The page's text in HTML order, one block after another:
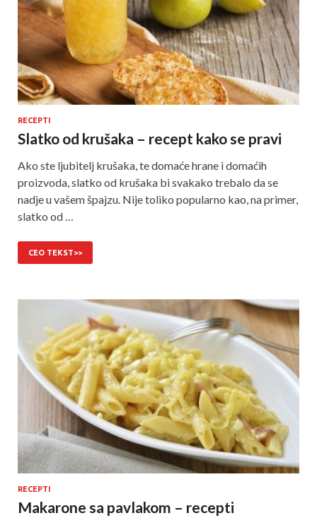
RECEPTI
Slatko od krušaka – recept kako se pravi
Ako ste ljubitelj krušaka, te domaće hrane i domaćih
proizvoda, slatko od krušaka bi svakako trebalo da se
nadje u vašem špajzu. Nije toliko popularno kao, na primer,
slatko od …
CEO TEKST>>
RECEPTI
Makarone sa pavlakom – recepti